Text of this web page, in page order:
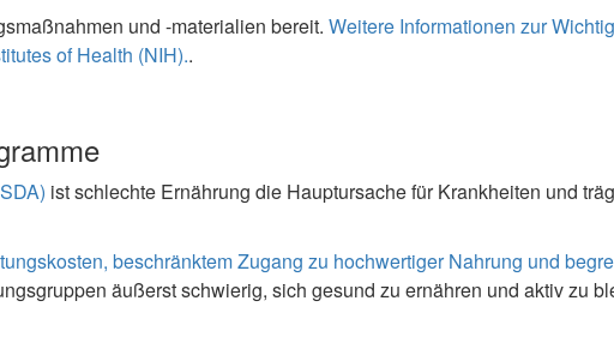
und -materialien bereit. Weitere Informationen zur
of Health (NIH)..
ist schlechte Ernährung die Hauptursache für Krankheiten und
beschränktem Zugang zu hochwertiger Nahrung und
äußerst schwierig, sich gesund zu ernähren und aktiv zu